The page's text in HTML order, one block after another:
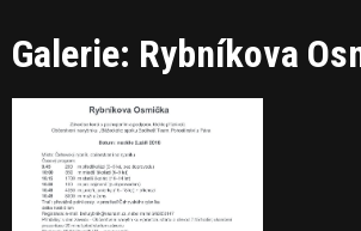
Galerie: Rybníkova